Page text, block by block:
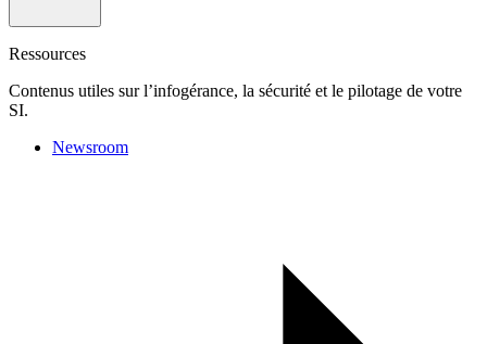
Ressources
Contenus utiles sur l’infogérance, la sécurité et le pilotage de votre
SI.
Newsroom